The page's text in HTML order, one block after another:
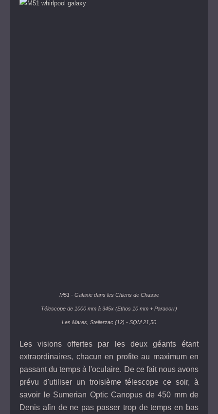
M51 - Galaxie dans les Chiens de Chasse
Télescope de 1000 mm à 345x (Ethos 10 mm + Paracorr)
Les Mares, Stellarzac (12) - SQM 21,50
Les visions offertes par les deux géants étant
extraordinaires, chacun en profite au maximum en
passant du temps à l'oculaire. De ce fait nous avons
prévu d'utiliser un troisième télescope ce soir, à
savoir le Sumerian Optic Canopus de 450 mm de
Denis afin de ne pas passer trop de temps en bas